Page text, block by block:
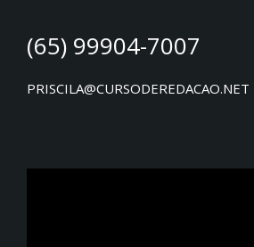
(65) 99904-7007
PRISCILA@CURSODEREDACAO.NET